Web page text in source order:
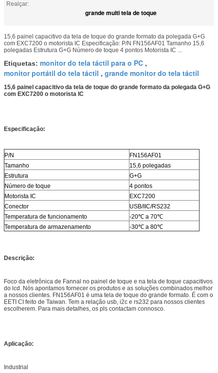
Realçar:
grande multi tela de toque
15,6 painel capacitivo da tela de toque do grande formato da polegada G+G
com EXC7200 o motorista IC Especificação: P/N FN156AF01 Tamanho 15,6
polegadas Estrutura G+G Número de toque 4 pontos Motorista IC ...
Etiquetas: monitor do tela táctil para o PC ,
monitor portátil do tela táctil , grande monitor do tela táctil
15,6 painel capacitivo da tela de toque do grande formato da polegada G+G
com EXC7200 o motorista IC
Especificação:
P/N
FN156AF01
Tamanho
15,6 polegadas
Estrutura
G+G
Número de toque
4 pontos
Motorista IC
EXC7200
Conector
USB/IIC/RS232
Temperatura de funcionamento
-20℃ a 70℃
Temperatura de armazenamento
-30℃ a 80℃
Descrição:
Foco da eletrônica de Fannal no painel de toque e na tela de toque capacitivos
do lcd. Nós apontamos fornecer os produtos e as soluções combinados melhor
a nossos clientes. FN156AF01 é uma tela de toque do grande formato. É com o
EETI CI feito de Taiwan. Tem a relação usb, i2c e rs232 para nossos clientes
escolherem. Para mais detalhes, os pls contactam connosco.
Aplicação:
Industrial